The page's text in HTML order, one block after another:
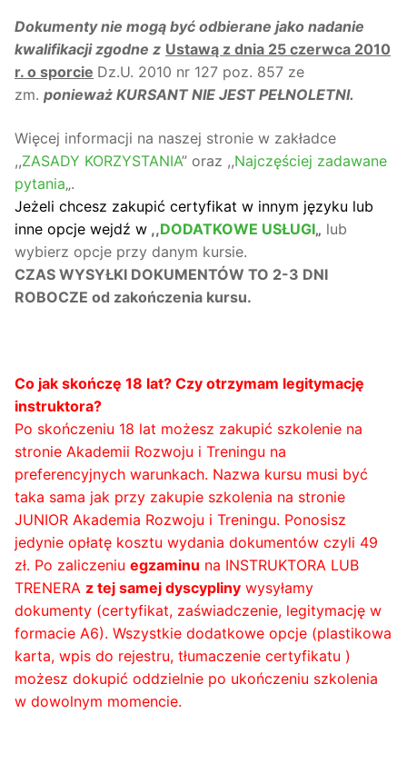
Dokumenty nie mogą być odbierane jako nadanie
kwalifikacji zgodne z Ustawą z dnia 25 czerwca 2010
r. o sporcie Dz.U. 2010 nr 127 poz. 857 ze
zm. ponieważ KURSANT NIE JEST PEŁNOLETNI.
Więcej informacji na naszej stronie w zakładce
,,ZASADY KORZYSTANIA” oraz ,,Najczęściej zadawane
pytania„.
Jeżeli chcesz zakupić certyfikat w innym języku lub
inne opcje wejdź w ,,DODATKOWE USŁUGI„ lub
wybierz opcje przy danym kursie.
CZAS WYSYŁKI DOKUMENTÓW TO 2-3 DNI
ROBOCZE od zakończenia kursu.
Co jak skończę 18 lat? Czy otrzymam legitymację
instruktora?
Po skończeniu 18 lat możesz zakupić szkolenie na
stronie Akademii Rozwoju i Treningu na
preferencyjnych warunkach. Nazwa kursu musi być
taka sama jak przy zakupie szkolenia na stronie
JUNIOR Akademia Rozwoju i Treningu. Ponosisz
jedynie opłatę kosztu wydania dokumentów czyli 49
zł. Po zaliczeniu egzaminu na INSTRUKTORA LUB
TRENERA z tej samej dyscypliny wysyłamy
dokumenty (certyfikat, zaświadczenie, legitymację w
formacie A6). Wszystkie dodatkowe opcje (plastikowa
karta, wpis do rejestru, tłumaczenie certyfikatu )
możesz dokupić oddzielnie po ukończeniu szkolenia
w dowolnym momencie.